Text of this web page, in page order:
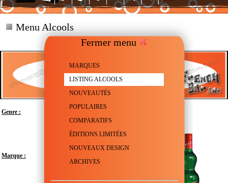
Fermer menu
MARQUES
LISTING ALCOOLS
NOUVEAUTÉS
POPULAIRES
COMPARATIFS
ÉDITIONS LIMITÉES
NOUVEAUX DESIGN
ARCHIVES
Menu Alcools
Genre :
Marque :